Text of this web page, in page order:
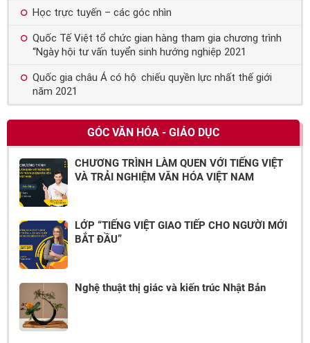
Học trực tuyến – các góc nhìn
Quốc Tế Việt tổ chức gian hàng tham gia chương trình
“Ngày hội tư vấn tuyển sinh hướng nghiệp 2021
Quốc gia châu Á có hộ chiếu quyền lực nhất thế giới
năm 2021
GÓC VĂN HÓA - GIÁO DỤC
CHƯƠNG TRÌNH LÀM QUEN VỚI TIẾNG VIỆT
VÀ TRẢI NGHIỆM VĂN HÓA VIỆT NAM
LỚP “TIẾNG VIỆT GIAO TIẾP CHO NGƯỜI MỚI
BẮT ĐẦU”
Nghệ thuật thị giác và kiến trúc Nhật Bản